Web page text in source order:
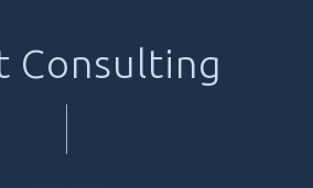
Consulting